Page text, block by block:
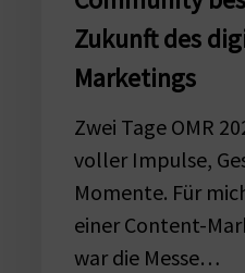
Community
bestimmen
Zukunft
digitalen
Marketings
Zukunft des
Marketings
Zwei Tage OMR
voller Impulse,
Momente. Für
einer Content-
war die Messe…